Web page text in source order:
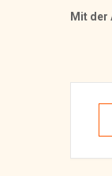
Mit der